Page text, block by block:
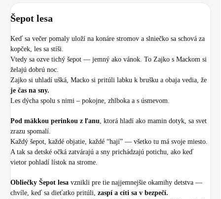
Šepot lesa
Keď sa večer pomaly uloží na konáre stromov a slniečko sa schová za
kopček, les sa stíši.
Vtedy sa ozve tichý šepot — jemný ako vánok. To Zajko s Mackom si
želajú dobrú noc.
Zajko si uhladí ušká, Macko si pritúli labku k brušku a obaja vedia, že
je čas na sny.
Les dýcha spolu s nimi – pokojne, zhlboka a s úsmevom.
Pod mäkkou perinkou z ľanu, ktorá hladí ako mamin dotyk, sa svet
zrazu spomalí.
Každý šepot, každé objatie, každé “hají” — všetko tu má svoje miesto.
A tak sa detské očká zatvárajú a sny prichádzajú potichu, ako keď
vietor pohladí lístok na strome.
Obliečky Šepot lesa vznikli pre tie najjemnejšie okamihy detstva —
chvíle, keď sa dieťatko pritúli, zaspí a cíti sa v bezpečí.